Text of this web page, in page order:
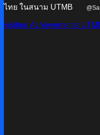
ไทย ในสนาม UTMB
visiting Achievements